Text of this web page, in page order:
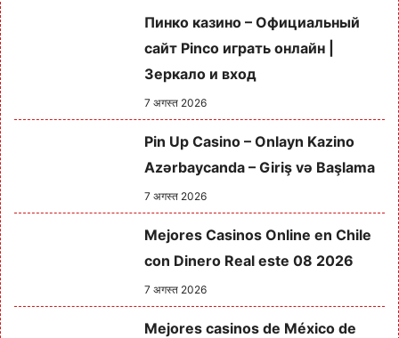
Пинко казино – Официальный
сайт Pinco играть онлайн |
Зеркало и вход
7 अगस्त 2026
Pin Up Casino – Onlayn Kazino
Azərbaycanda – Giriş və Başlama
7 अगस्त 2026
Mejores Casinos Online en Chile
con Dinero Real este 08 2026
7 अगस्त 2026
Mejores casinos de México de